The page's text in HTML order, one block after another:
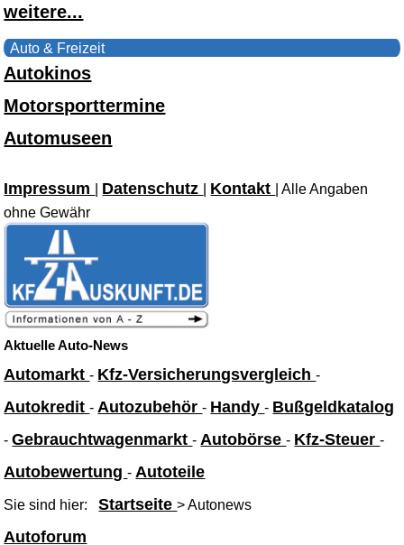
weitere...
Auto & Freizeit
Autokinos
Motorsporttermine
Automuseen
Impressum Datenschutz Kontakt
| Alle Angaben
ohne Gewähr
Aktuelle Auto-News
Automarkt- Kfz-Versicherungsvergleich-
Autokredit- Autozubehör- Handy- Bußgeldkatalog
-Gebrauchtwagenmarkt- Autobörse- Kfz-Steuer-
Autobewertung- Autoteile
Sie sind hier:Startseite> Autonews
Autoforum